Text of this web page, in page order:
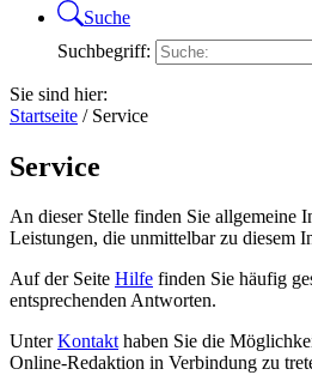
Suche
Suchbegriff:
Sie sind hier:
Startseite / Service
Service
An dieser Stelle finden Sie allgemeine
Leistungen, die unmittelbar zu diesem
Auf der Seite Hilfe finden Sie häufig
entsprechenden Antworten.
UnterKontakthaben Sie die
Online-Redaktion in Verbindung zu